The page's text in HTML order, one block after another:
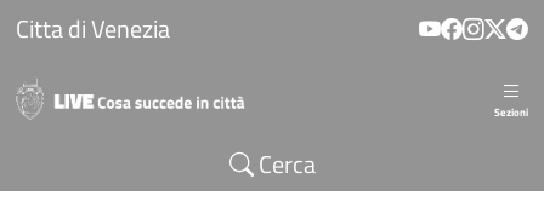
Salta al contenuto principale
Citta di Venezia
Sezioni
Cerca